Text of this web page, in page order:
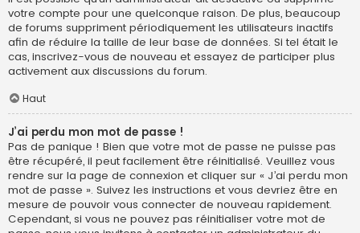
votre compte pour une quelconque raison. De plus, beaucoup
de forums suppriment périodiquement les utilisateurs inactifs
afin de réduire la taille de leur base de données. Si tel était le
cas, inscrivez-vous de nouveau et essayez de participer plus
activement aux discussions du forum.
Haut
J’ai perdu mon mot de passe !
Pas de panique ! Bien que votre mot de passe ne puisse pas
être récupéré, il peut facilement être réinitialisé. Veuillez vous
rendre sur la page de connexion et cliquer sur « J’ai perdu mon
mot de passe ». Suivez les instructions et vous devriez être en
mesure de pouvoir vous connecter de nouveau rapidement.
Cependant, si vous ne pouvez pas réinitialiser votre mot de